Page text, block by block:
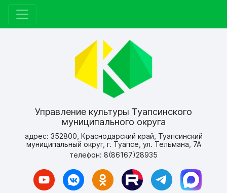
Управление культуры Туапсинского
муниципального округа
адрес: 352800, Краснодарский край, Туапсинский
муниципальный округ, г. Туапсе, ул. Тельмана, 7А
телефон: 8(86167)28935